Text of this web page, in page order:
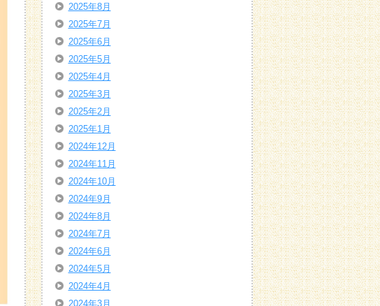
2025年8月
2025年7月
2025年6月
2025年5月
2025年4月
2025年3月
2025年2月
2025年1月
2024年12月
2024年11月
2024年10月
2024年9月
2024年8月
2024年7月
2024年6月
2024年5月
2024年4月
2024年3月